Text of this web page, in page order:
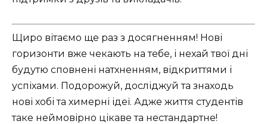
Щиро вітаємо ще раз з досягненням! Нові
горизонти вже чекають на тебе, і нехай твої дні
будутю сповнені натхненням, відкриттями і
успіхами. Подорожуй, досліджуй та знаходь
нові хобі та химерні ідеї. Адже життя студентів
таке неймовірно цікаве та нестандартне!